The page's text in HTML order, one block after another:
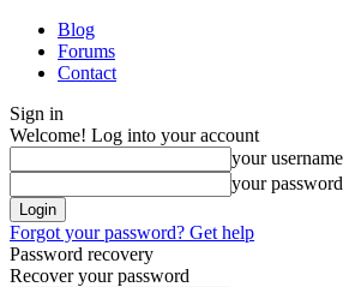
Blog
Forums
Contact
Sign in
Welcome! Log into your account
your username
your password
Forgot your password? Get help
Password recovery
Recover your password